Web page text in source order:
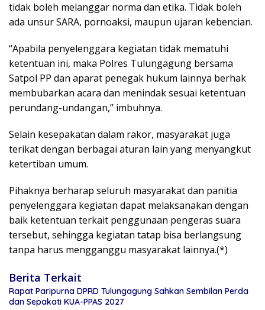
tidak boleh melanggar norma dan etika. Tidak boleh
ada unsur SARA, pornoaksi, maupun ujaran kebencian.
“Apabila penyelenggara kegiatan tidak mematuhi
ketentuan ini, maka Polres Tulungagung bersama
Satpol PP dan aparat penegak hukum lainnya berhak
membubarkan acara dan menindak sesuai ketentuan
perundang-undangan,” imbuhnya.
Selain kesepakatan dalam rakor, masyarakat juga
terikat dengan berbagai aturan lain yang menyangkut
ketertiban umum.
Pihaknya berharap seluruh masyarakat dan panitia
penyelenggara kegiatan dapat melaksanakan dengan
baik ketentuan terkait penggunaan pengeras suara
tersebut, sehingga kegiatan tatap bisa berlangsung
tanpa harus mengganggu masyarakat lainnya.(*)
Berita Terkait
Rapat Paripurna DPRD Tulungagung Sahkan Sembilan Perda
dan Sepakati KUA-PPAS 2027